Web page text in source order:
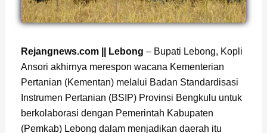
Rejangnews.com || Lebong – Bupati Lebong, Kopli
Ansori akhirnya merespon wacana Kementerian
Pertanian (Kementan) melalui Badan Standardisasi
Instrumen Pertanian (BSIP) Provinsi Bengkulu untuk
berkolaborasi dengan Pemerintah Kabupaten
(Pemkab) Lebong dalam menjadikan daerah itu
Page
, Page
, Page